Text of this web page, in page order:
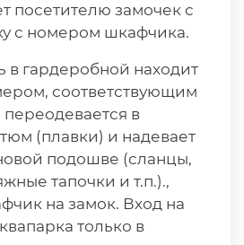
посетителю замочек с
с номером шкафчика.
в гардеробной находит
соответствующим
в
(плавки) и надевает
подошве (сланцы,
тапочки и т.п.).,
на замок. Вход на
только в